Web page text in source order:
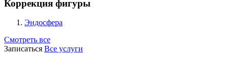
Коррекция фигуры
Эндосфера
Смотреть все
Записаться Все услуги